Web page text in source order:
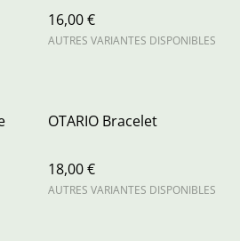
16,00 €
AUTRES VARIANTES DISPONIBLES
OTARIO Bracelet
18,00 €
AUTRES VARIANTES DISPONIBLES